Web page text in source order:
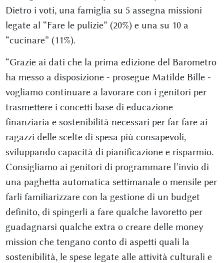
Dietro i voti, una famiglia su 5 assegna missioni
legate al “Fare le pulizie” (20%) e una su 10 a
“cucinare” (11%).
“Grazie ai dati che la prima edizione del Barometro
ha messo a disposizione - prosegue Matilde Bille -
vogliamo continuare a lavorare con i genitori per
trasmettere i concetti base di educazione
finanziaria e sostenibilità necessari per far fare ai
ragazzi delle scelte di spesa più consapevoli,
sviluppando capacità di pianificazione e risparmio.
Consigliamo ai genitori di programmare l’invio di
una paghetta automatica settimanale o mensile per
farli familiarizzare con la gestione di un budget
definito, di spingerli a fare qualche lavoretto per
guadagnarsi qualche extra o creare delle money
mission che tengano conto di aspetti quali la
sostenibilità, le spese legate alle attività culturali e